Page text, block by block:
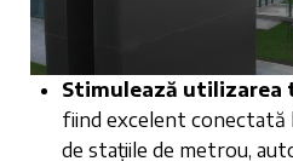
Stimulează
fiind excelent conectată
de stațiile de metrou,